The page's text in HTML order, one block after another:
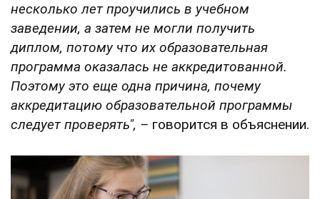
несколько лет проучились в учебном
заведении, а затем не могли получить
диплом, потому что их образовательная
программа оказалась не аккредитованной.
Поэтому это еще одна причина, почему
аккредитацию образовательной программы
следует проверять", – говорится в объяснении.